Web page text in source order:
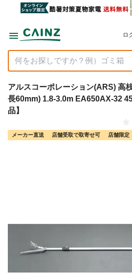
ロ
アルスコーポレーション(ARS) 高
長60mm) 1.8-3.0m EA650AX-32
品】
メーカー直送 店舗受取で取寄せ可 店舗限定